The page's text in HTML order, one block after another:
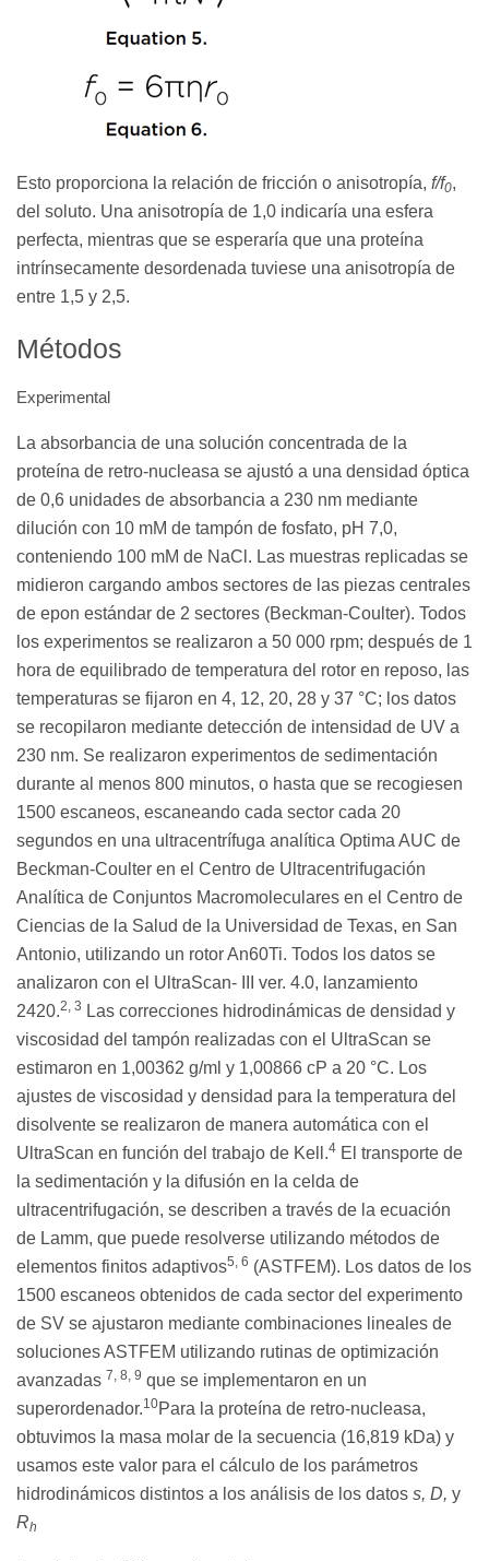
Esto proporciona la relación de fricción o anisotropía, f/f0,
del soluto. Una anisotropía de 1,0 indicaría una esfera
perfecta, mientras que se esperaría que una proteína
intrínsecamente desordenada tuviese una anisotropía de
entre 1,5 y 2,5.
Métodos
Experimental
La absorbancia de una solución concentrada de la
proteína de retro-nucleasa se ajustó a una densidad óptica
de 0,6 unidades de absorbancia a 230 nm mediante
dilución con 10 mM de tampón de fosfato, pH 7,0,
conteniendo 100 mM de NaCl. Las muestras replicadas se
midieron cargando ambos sectores de las piezas centrales
de epon estándar de 2 sectores (Beckman-Coulter). Todos
los experimentos se realizaron a 50 000 rpm; después de 1
hora de equilibrado de temperatura del rotor en reposo, las
temperaturas se fijaron en 4, 12, 20, 28 y 37 °C; los datos
se recopilaron mediante detección de intensidad de UV a
230 nm. Se realizaron experimentos de sedimentación
durante al menos 800 minutos, o hasta que se recogiesen
1500 escaneos, escaneando cada sector cada 20
segundos en una ultracentrífuga analítica Optima AUC de
Beckman-Coulter en el Centro de Ultracentrifugación
Analítica de Conjuntos Macromoleculares en el Centro de
Ciencias de la Salud de la Universidad de Texas, en San
Antonio, utilizando un rotor An60Ti. Todos los datos se
analizaron con el UltraScan- III ver. 4.0, lanzamiento
2420.2, 3 Las correcciones hidrodinámicas de densidad y
viscosidad del tampón realizadas con el UltraScan se
estimaron en 1,00362 g/ml y 1,00866 cP a 20 °C. Los
ajustes de viscosidad y densidad para la temperatura del
disolvente se realizaron de manera automática con el
UltraScan en función del trabajo de Kell.4 El transporte de
la sedimentación y la difusión en la celda de
ultracentrifugación, se describen a través de la ecuación
de Lamm, que puede resolverse utilizando métodos de
elementos finitos adaptivos5, 6 (ASTFEM). Los datos de los
1500 escaneos obtenidos de cada sector del experimento
de SV se ajustaron mediante combinaciones lineales de
soluciones ASTFEM utilizando rutinas de optimización
avanzadas 7, 8, 9 que se implementaron en un
superordenador.10Para la proteína de retro-nucleasa,
obtuvimos la masa molar de la secuencia (16,819 kDa) y
usamos este valor para el cálculo de los parámetros
hidrodinámicos distintos a los análisis de los datos s, D, y
Rh